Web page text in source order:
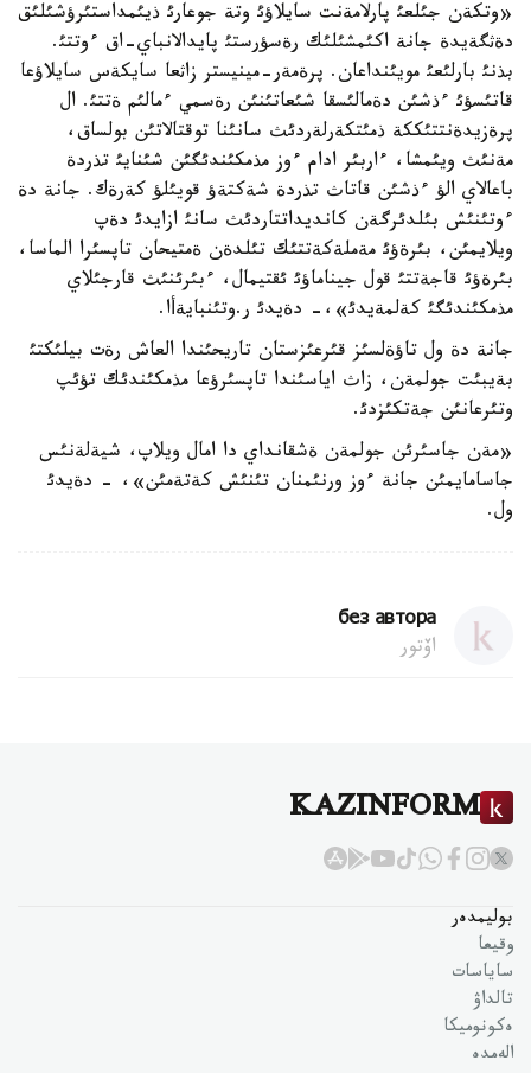
«وتكةن جئلعئ پارلامةنت سايلاؤئ وتة جوعارئ ذيئمداستئرؤشئلئق
دةثگةيدة جانة اكئمشئلئك رةسؤرستئ پايدالانباي-اق ءوتتئ.
بذنئ بارلئعئ مويئنداعان. پرةمةر-مينيستر زاثعا سايكةس سايلاؤعا
قاتئسؤئ ءذشئن دةمالئسقا شئعاتئنئن رةسمي ءمالئم ةتتئ. ال
پرةزيدةنتتئككة ذمئتكةرلةردئث سانئنا توقتالاتئن بولساق،
مةنئث ويئمشا، ءاربئر ادام ءوز مذمكئندئگئن شئنايئ تذردة
باعالاي الؤ ءذشئن قاتاث تذردة شةكتةؤ قويئلؤ كةرةك. جانة دة
ءوتئنئش بئلدئرگةن كانديداتتاردئث سانئ ازايدئ دةپ
ويلايمئن، بئرةؤئ مةملةكةتتئك تئلدةن ةمتيحان تاپسئرا الماسا،
بئرةؤئ قاجةتتئ قول جيناماؤئ ئقتيمال، ءبئرئنئث قارجئلاي
مذمكئندئگئ كةلمةيدئ»،- دةيدئ ر.وتئنبايةأا.
جانة دة ول تاؤةلسئز قئرعئزستان تاريحئندا العاش رةت بيلئكتئ
بةيبئت جولمةن، زاث اياسئندا تاپسئرؤعا مذمكئندئك تؤئپ
وتئرعانئن جةتكئزدئ.
«مةن جاسئرئن جولمةن ةشقانداي دا امال ويلاپ، شيةلةنئس
جاسامايمئن جانة ءوز ورنئمنان تئنئش كةتةمئن»، - دةيدئ
ول.
без автора
اۆتور
KAZINFORM
بوليمدەر
وقيعا
ساياسات
تالداۋ
ەكونوميكا
الەمدە